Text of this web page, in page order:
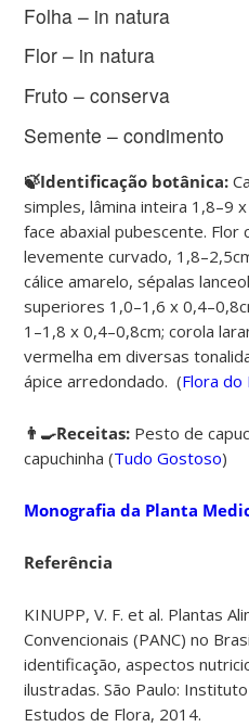
Folha – in natura
Flor – in natura
Fruto – conserva
Semente – condimento
🍃Identificação botânica:
simples, lâmina inteira 1,8–9
face abaxial pubescente. Flor
levemente curvado,
cálice amarelo, sépalas
superiores 1,0–1,6 x
1–1,8 x 0,4–0,8cm; corola
vermelha em diversas
ápice arredondado. (Flora do
👨‍🍳Receitas: Pesto de
capuchinha (Tudo Gostoso)
Monografia da Planta
Referência
KINUPP, V. F. et al. Plantas
Convencionais (PANC) no
identificação, aspectos
ilustradas. São Paulo:
Estudos de Flora, 2014.